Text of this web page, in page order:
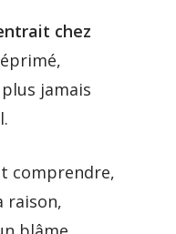
chez
jamais
comprendre,
raison,